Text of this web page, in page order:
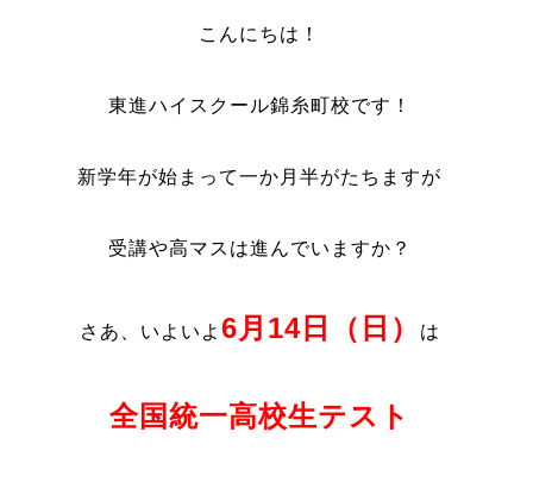
こんにちは！
東進ハイスクール錦糸町校です！
新学年が始まって一か月半がたちますが
受講や高マスは進んでいますか？
さあ、いよいよ 6月14日（日） は
全国統一高校生テスト